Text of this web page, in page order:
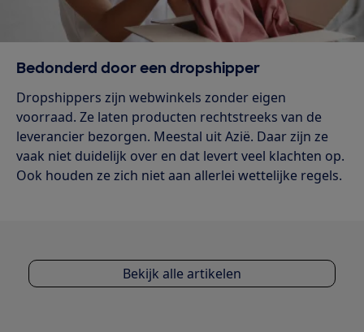
Bedonderd door een dropshipper
Dropshippers zijn webwinkels zonder eigen
voorraad. Ze laten producten rechtstreeks van de
leverancier bezorgen. Meestal uit Azië. Daar zijn ze
vaak niet duidelijk over en dat levert veel klachten op.
Ook houden ze zich niet aan allerlei wettelijke regels.
Bekijk alle artikelen